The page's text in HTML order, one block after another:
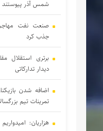
شمس آذر پیوستند
صنعت نفت
جذب کرد
برتری استقلال
دیدار تدارکاتی
اضافه شدن
تمرینات تیم
هزاریان: